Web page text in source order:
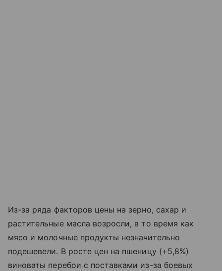
Из-за ряда факторов цены на зерно, сахар и
растительные масла возросли, в то время как
мясо и молочные продукты незначительно
подешевели. В росте цен на пшеницу (+5,8%)
виноваты перебои с поставками из-за боевых